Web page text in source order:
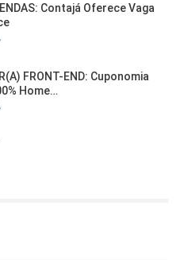
Contajá Oferece Vaga
FRONT-END: Cuponomia
Home…